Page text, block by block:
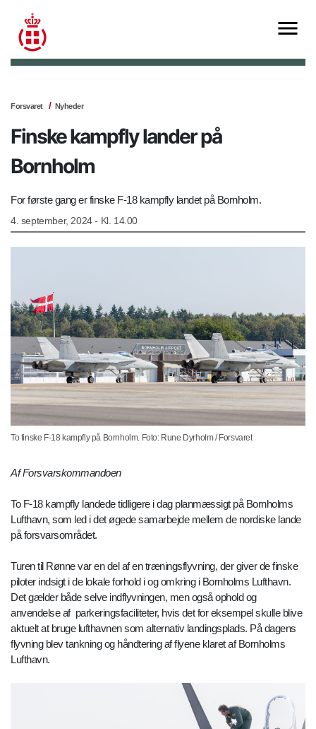
Forsvaret Nyheder
Finske kampfly lander på
Bornholm
For første gang er finske F-18 kampfly landet på Bornholm.
4. september, 2024 - Kl. 14.00
To finske F-18 kampfly på Bornholm. Foto: Rune Dyrholm / Forsvaret
Af Forsvarskommandoen
To F-18 kampfly landede tidligere i dag planmæssigt på Bornholms
Lufthavn, som led i det øgede samarbejde mellem de nordiske lande
på forsvarsområdet.
Turen til Rønne var en del af en træningsflyvning, der giver de finske
piloter indsigt i de lokale forhold i og omkring i Bornholms Lufthavn.
Det gælder både selve indflyvningen, men også ophold og
anvendelse af parkeringsfaciliteter, hvis det for eksempel skulle blive
aktuelt at bruge lufthavnen som alternativ landingsplads. På dagens
flyvning blev tankning og håndtering af flyene klaret af Bornholms
Lufthavn.